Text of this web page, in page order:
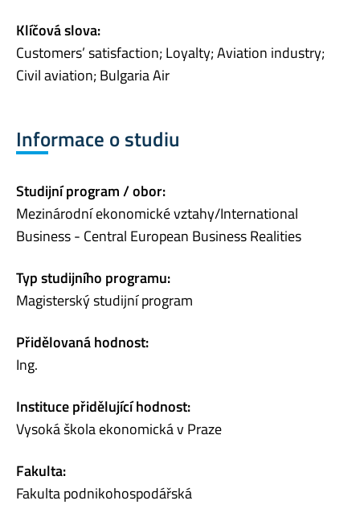
Klíčová slova:
Customers’ satisfaction; Loyalty; Aviation industry;
Civil aviation; Bulgaria Air
Informace o studiu
Studijní program / obor:
Mezinárodní ekonomické vztahy/International
Business - Central European Business Realities
Typ studijního programu:
Magisterský studijní program
Přidělovaná hodnost:
Ing.
Instituce přidělující hodnost:
Vysoká škola ekonomická v Praze
Fakulta:
Fakulta podnikohospodářská